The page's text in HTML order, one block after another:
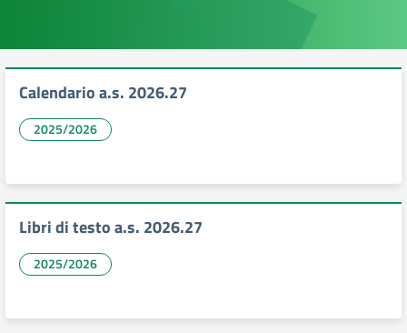
Calendario a.s. 2026.27
2025/2026
Libri di testo a.s. 2026.27
2025/2026